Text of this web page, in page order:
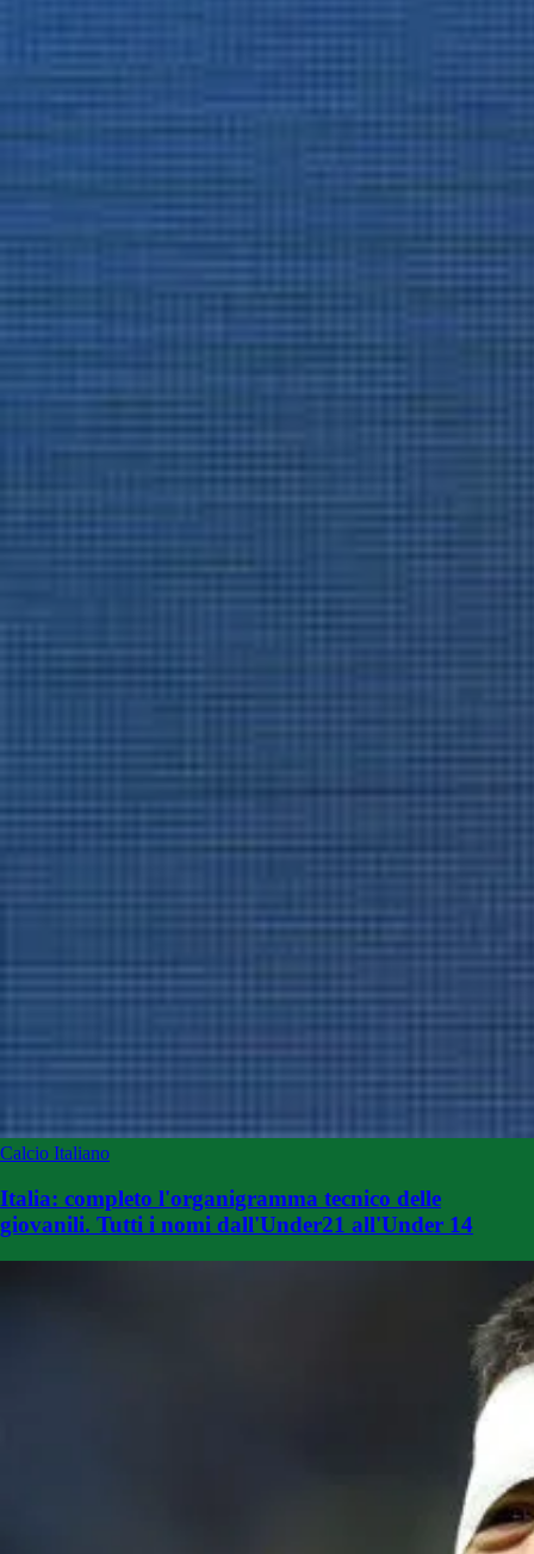
Calcio Italiano
Italia: completo l'organigramma tecnico delle
giovanili. Tutti i nomi dall'Under21 all'Under 14